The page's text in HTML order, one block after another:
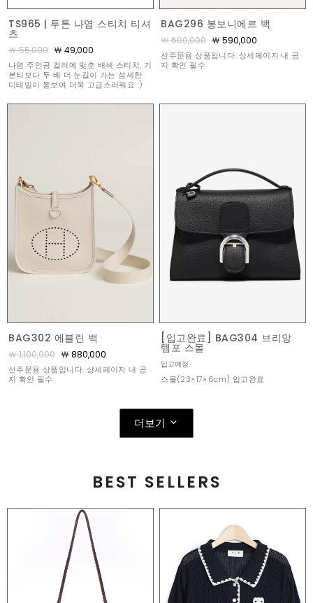
TS965 | 투톤 나염 스티치 티셔
츠
￦ 55,000 ￦ 49,000
나염 주인공 컬러에 맞춘 배색 스티치, 기
본티보다 두 배 더 눈길이 가는 섬세한
디테일이 돋보여 더욱 고급스러워요 :)
BAG296 봉보니에르 백
￦ 690,000 ￦ 590,000
선주문용 상품입니다. 상세페이지 내 공
지 확인 필수
BAG302 에블린 백
￦ 1,100,000 ￦ 880,000
선주문용 상품입니다. 상세페이지 내 공
지 확인 필수
[입고완료] BAG304 브리앙
템포 스몰
입고예정
스몰(23×17×6cm) 입고완료
더보기
BEST SELLERS